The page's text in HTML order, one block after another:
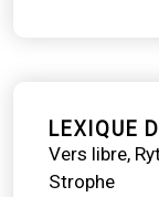
LEXIQUE
Vers libre
Strophe